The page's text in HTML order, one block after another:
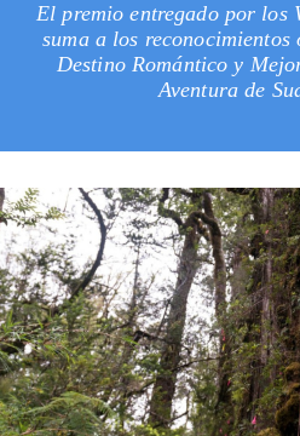
El premio entregado por los
suma a los
Destino Romántico y
Aventura de